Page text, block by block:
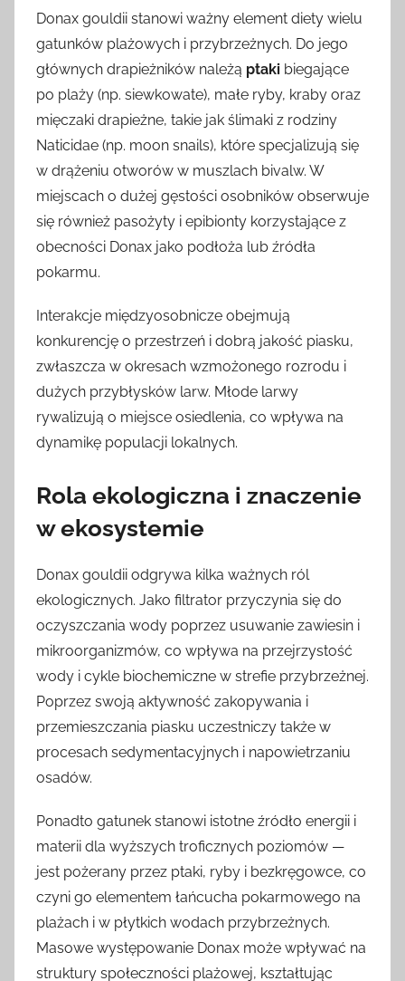
Donax gouldii stanowi ważny element diety wielu
gatunków plażowych i przybrzeżnych. Do jego
głównych drapieżników należą ptaki biegające
po plaży (np. siewkowate), małe ryby, kraby oraz
mięczaki drapieżne, takie jak ślimaki z rodziny
Naticidae (np. moon snails), które specjalizują się
w drążeniu otworów w muszlach bivalw. W
miejscach o dużej gęstości osobników obserwuje
się również pasożyty i epibionty korzystające z
obecności Donax jako podłoża lub źródła
pokarmu.
Interakcje międzyosobnicze obejmują
konkurencję o przestrzeń i dobrą jakość piasku,
zwłaszcza w okresach wzmożonego rozrodu i
dużych przybłysków larw. Młode larwy
rywalizują o miejsce osiedlenia, co wpływa na
dynamikę populacji lokalnych.
Rola ekologiczna i znaczenie
w ekosystemie
Donax gouldii odgrywa kilka ważnych ról
ekologicznych. Jako filtrator przyczynia się do
oczyszczania wody poprzez usuwanie zawiesin i
mikroorganizmów, co wpływa na przejrzystość
wody i cykle biochemiczne w strefie przybrzeżnej.
Poprzez swoją aktywność zakopywania i
przemieszczania piasku uczestniczy także w
procesach sedymentacyjnych i napowietrzaniu
osadów.
Ponadto gatunek stanowi istotne źródło energii i
materii dla wyższych troficznych poziomów —
jest pożerany przez ptaki, ryby i bezkręgowce, co
czyni go elementem łańcucha pokarmowego na
plażach i w płytkich wodach przybrzeżnych.
Masowe występowanie Donax może wpływać na
struktury społeczności plażowej, kształtując